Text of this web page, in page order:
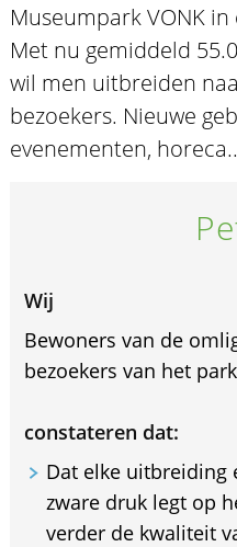
Museumpark VONK
Met nu gemiddeld
wil men uitbreiden
bezoekers. Nieuwe
evenementen,
Wij
Bewoners van de
bezoekers van het
constateren dat:
Dat elke uitbreiding
zware druk legt op
verder de kwaliteit